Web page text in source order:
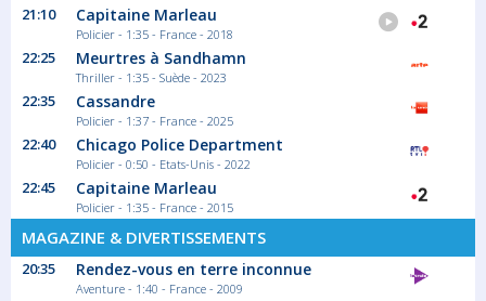
21:10 Capitaine Marleau
Policier - 1:35 - France - 2018
22:25 Meurtres à Sandhamn
Thriller - 1:35 - Suède - 2023
22:35 Cassandre
Policier - 1:37 - France - 2025
22:40 Chicago Police Department
Policier - 0:50 - Etats-Unis - 2022
22:45 Capitaine Marleau
Policier - 1:35 - France - 2015
MAGAZINE & DIVERTISSEMENTS
20:35 Rendez-vous en terre inconnue
Aventure - 1:40 - France - 2009